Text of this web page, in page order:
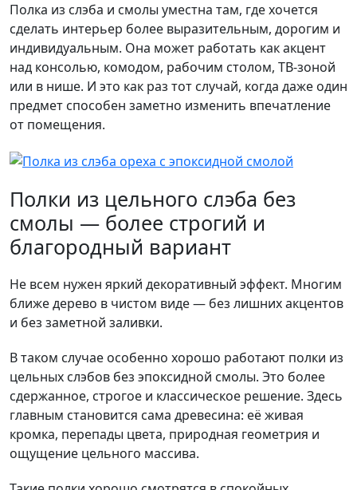
Полка из слэба и смолы уместна там, где хочется
сделать интерьер более выразительным, дорогим и
индивидуальным. Она может работать как акцент
над консолью, комодом, рабочим столом, ТВ-зоной
или в нише. И это как раз тот случай, когда даже один
предмет способен заметно изменить впечатление
от помещения.
Полки из цельного слэба без
смолы — более строгий и
благородный вариант
Не всем нужен яркий декоративный эффект. Многим
ближе дерево в чистом виде — без лишних акцентов
и без заметной заливки.
В таком случае особенно хорошо работают полки из
цельных слэбов без эпоксидной смолы. Это более
сдержанное, строгое и классическое решение. Здесь
главным становится сама древесина: её живая
кромка, перепады цвета, природная геометрия и
ощущение цельного массива.